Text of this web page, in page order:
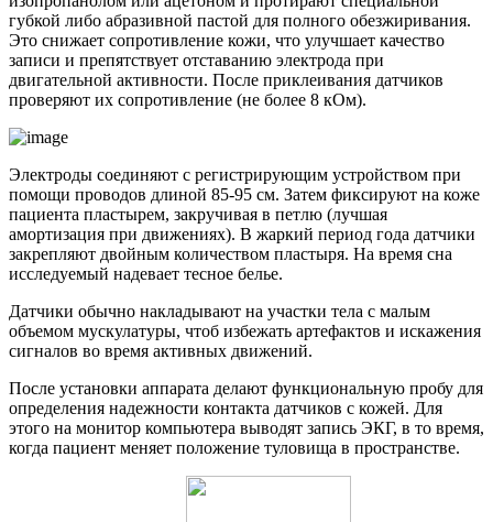
губкой либо абразивной пастой для полного обезжиривания.
Это снижает сопротивление кожи, что улучшает качество
записи и препятствует отставанию электрода при
двигательной активности. После приклеивания датчиков
проверяют их сопротивление (не более 8 кОм).
Электроды соединяют с регистрирующим устройством при
помощи проводов длиной 85-95 см. Затем фиксируют на коже
пациента пластырем, закручивая в петлю (лучшая
амортизация при движениях). В жаркий период года датчики
закрепляют двойным количеством пластыря. На время сна
исследуемый надевает тесное белье.
Датчики обычно накладывают на участки тела с малым
объемом мускулатуры, чтоб избежать артефактов и искажения
сигналов во время активных движений.
После установки аппарата делают функциональную пробу для
определения надежности контакта датчиков с кожей. Для
этого на монитор компьютера выводят запись ЭКГ, в то время,
когда пациент меняет положение туловища в пространстве.